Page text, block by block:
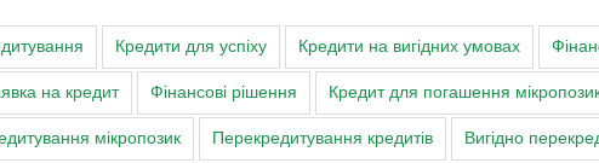
Кредити для успіху Кредити на вигідних умовах
на кредит Фінансові рішення Кредит для погашення
мікропозик Перекредитування кредитів Вигідно